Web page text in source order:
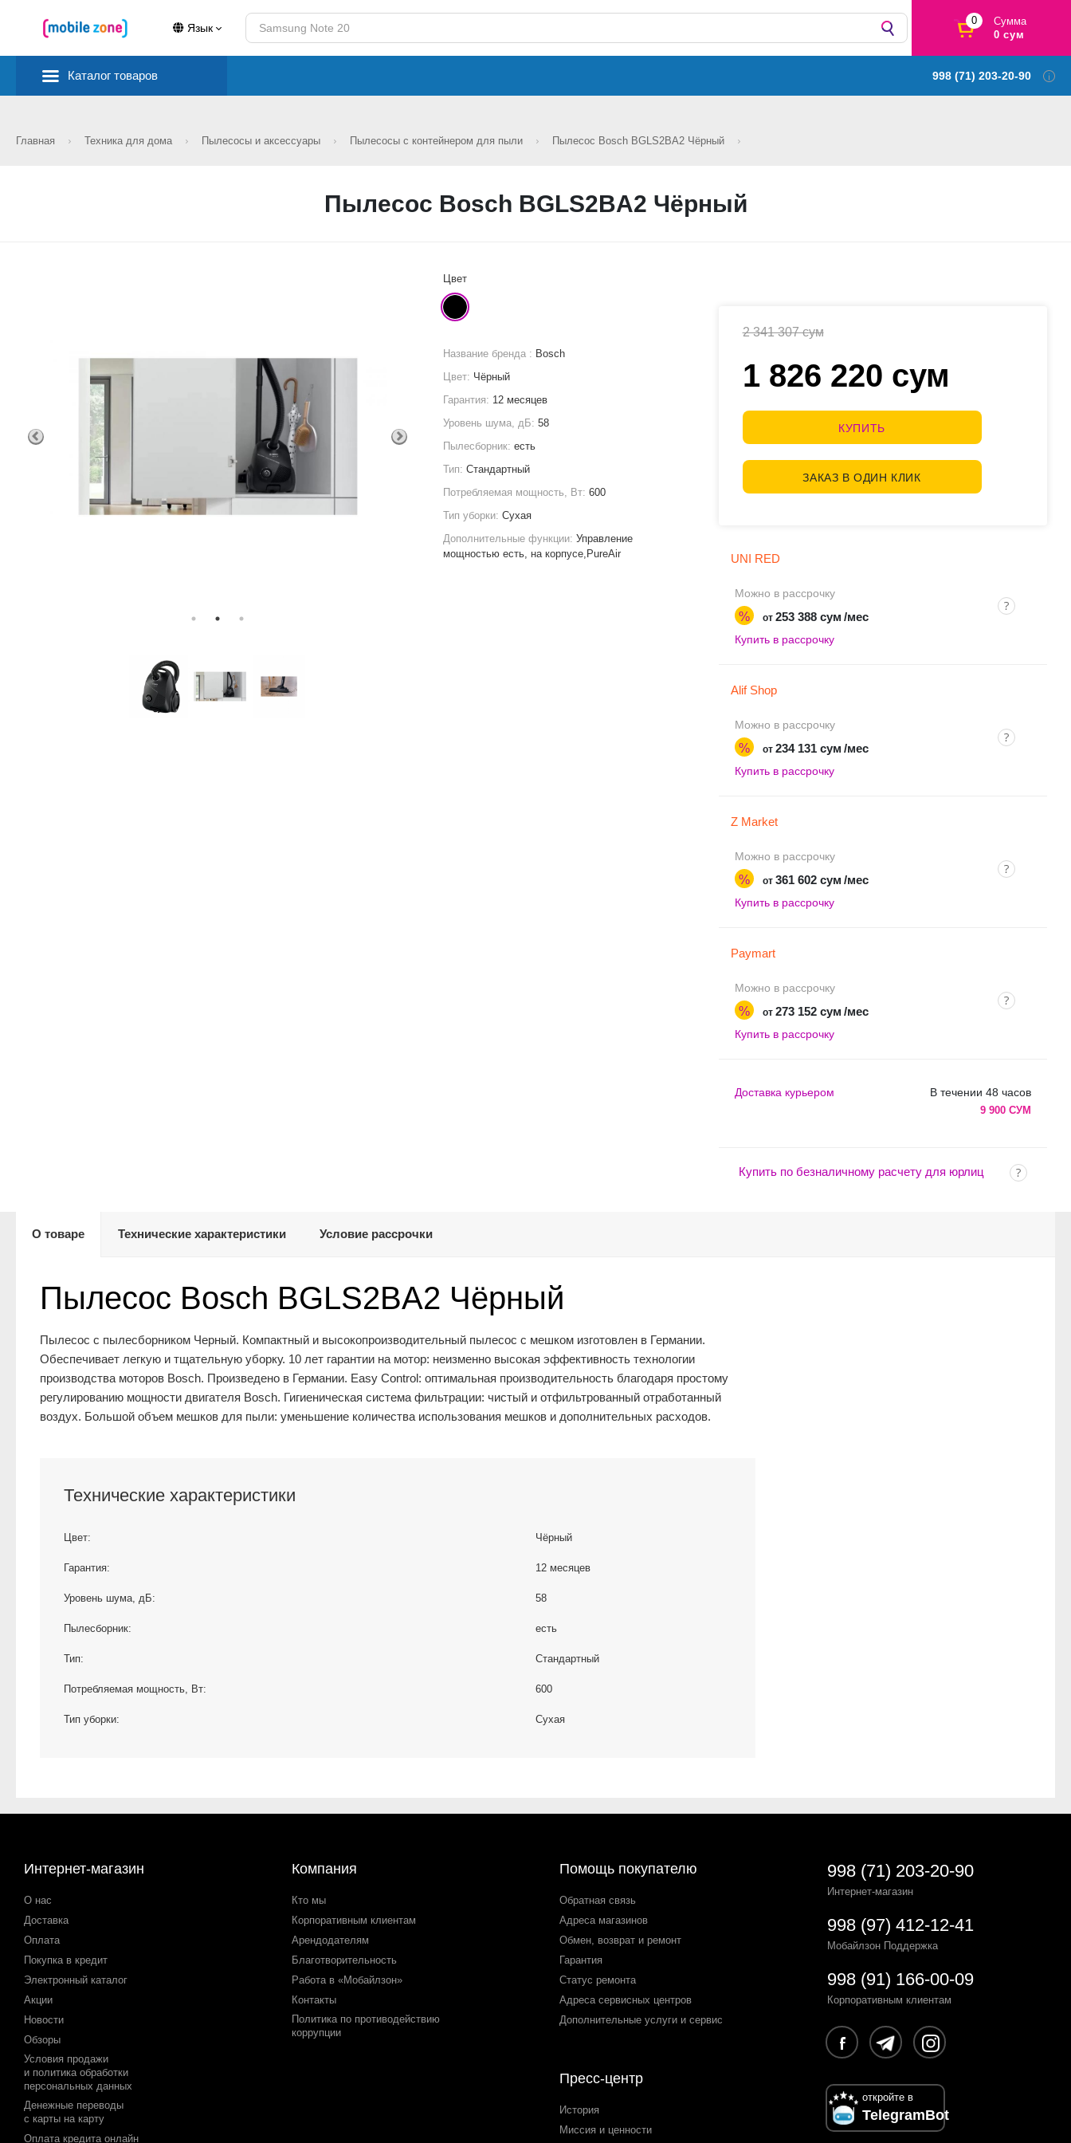
Язык
0
Сумма
0 сум
Каталог товаров 998 (71) 203-20-90
Главная Техника для дома Пылесосы и аксессуары Пылесосы с контейнером для пыли Пылесос Bosch BGLS2BA2 Чёрный
Пылесос Bosch BGLS2BA2 Чёрный
2 341 307 сум
1 826 220 сум
КУПИТЬ
ЗАКАЗ В ОДИН КЛИК
UNI RED
Можно в рассрочку
% от 253 388 сум /мес
Купить в рассрочку
Alif Shop
Можно в рассрочку
% от 234 131 сум /мес
Купить в рассрочку
Z Market
Можно в рассрочку
% от 361 602 сум /мес
Купить в рассрочку
Paymart
Можно в рассрочку
% от 273 152 сум /мес
Купить в рассрочку
Доставка курьером В течении 48 часов
9 900 СУМ
Купить по безналичному расчету для юрлиц
Цвет
Название бренда : Bosch
Цвет: Чёрный
Гарантия: 12 месяцев
Уровень шума, дБ:58
Пылесборник:есть
Тип:Стандартный
Потребляемая мощность, Вт:600
Тип уборки:Сухая
Дополнительные функции:Управление
мощностью есть, на корпусе,PureAir
О товаре Технические характеристики Условие рассрочки
Пылесос Bosch BGLS2BA2 Чёрный
Пылесос с пылесборником Черный. Компактный и высокопроизводительный пылесос с мешком изготовлен в Германии.
Обеспечивает легкую и тщательную уборку. 10 лет гарантии на мотор: неизменно высокая эффективность технологии
производства моторов Bosch. Произведено в Германии. Easy Control: оптимальная производительность благодаря простому
регулированию мощности двигателя Bosch. Гигиеническая система фильтрации: чистый и отфильтрованный отработанный
воздух. Большой объем мешков для пыли: уменьшение количества использования мешков и дополнительных расходов.
Технические характеристики
Цвет: Чёрный
Гарантия: 12 месяцев
Уровень шума, дБ: 58
Пылесборник: есть
Тип: Стандартный
Потребляемая мощность, Вт: 600
Тип уборки: Сухая
Интернет-магазин
О нас
Доставка
Оплата
Покупка в кредит
Электронный каталог
Акции
Новости
Обзоры
Условия продажи
и политика обработки
персональных данных
Денежные переводы
с карты на карту
Оплата кредита онлайн
Компания
Кто мы
Корпоративным клиентам
Арендодателям
Благотворительность
Работа в «Мобайлзон»
Контакты
Политика по противодействию
коррупции
Помощь покупателю
Обратная связь
Адреса магазинов
Обмен, возврат и ремонт
Гарантия
Статус ремонта
Адреса сервисных центров
Дополнительные услуги и сервис
Пресс-центр
История
Миссия и ценности
998 (71) 203-20-90
Интернет-магазин
998 (97) 412-12-41
Мобайлзон Поддержка
998 (91) 166-00-09
Корпоративным клиентам
откройте в
TelegramBot